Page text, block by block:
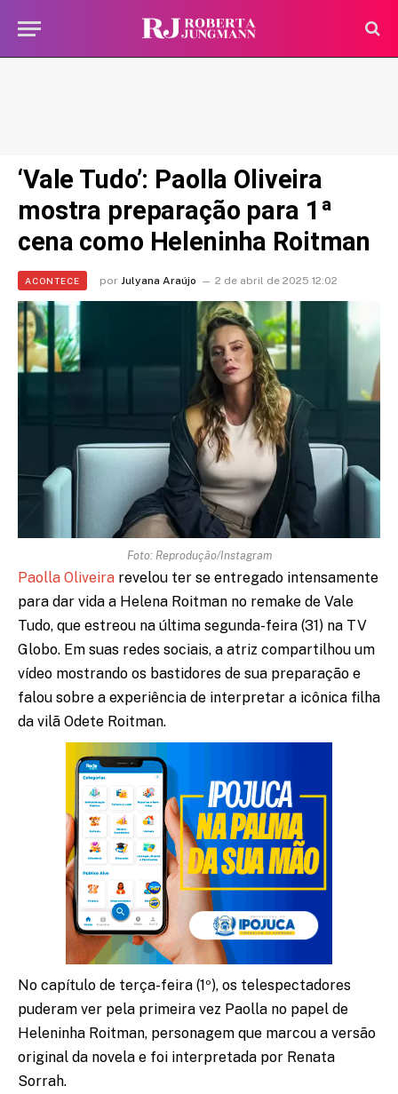
‘Vale Tudo’: Paolla Oliveira
mostra preparação para 1ª
cena como Heleninha Roitman
ACONTECE por Julyana Araújo 2 de abril de 2025 12:02
Foto: Reprodução/Instagram
Paolla Oliveira revelou ter se entregado intensamente
para dar vida a Helena Roitman no remake de Vale
Tudo, que estreou na última segunda-feira (31) na TV
Globo. Em suas redes sociais, a atriz compartilhou um
vídeo mostrando os bastidores de sua preparação e
falou sobre a experiência de interpretar a icônica filha
da vilã Odete Roitman.
No capítulo de terça-feira (1º), os telespectadores
puderam ver pela primeira vez Paolla no papel de
Heleninha Roitman, personagem que marcou a versão
original da novela e foi interpretada por Renata
Sorrah.